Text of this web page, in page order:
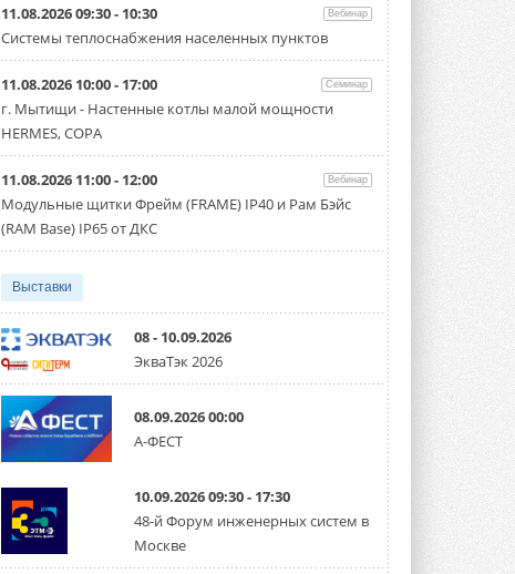
Samsung выпускает VRF-
систему DVM на R32
производительностью от 22,4 до 56 кВт.
Суммарная длина трубопроводов ...
итоги конкурса студенческих
проектов «ТИМ-лидеры 2026»
Новый сезон конкурса «ТИМ-лидеры»
стартует уже в сентябре 2026 года ...
3 АВГУСТА 2026
партнёрство за Уралом
Президент Омского землячества в
Москве Михаил Тимошенко посетил
Омск с трёхдневным рабочим визитом ...
31 ИЮЛЯ 2026
Carrier модернизирует
флагманский чиллер AquaEdge
работающую на хладагенте R1234ze ...
31 ИЮЛЯ 2026
Mitsubishi расширяет
11.08.2026 09:30 - 10:30 Вебинар
Системы теплоснабжения населенных пунктов
11.08.2026 10:00 - 17:00 Семинар
г. Мытищи - Настенные котлы малой мощности
HERMES, COPA
11.08.2026 11:00 - 12:00 Вебинар
Модульные щитки Фрейм (FRAME) IP40 и Рам Бэйс
(RAM Base) IP65 от ДКС
Выставки
08 - 10.09.2026
ЭкваТэк 2026
08.09.2026 00:00
А-ФЕСТ
10.09.2026 09:30 - 17:30
48-й Форум инженерных систем в
Москве